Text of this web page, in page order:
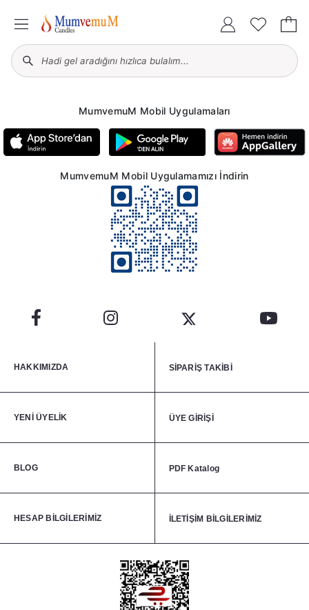
MumvemuM Mobil Uygulamaları
MumvemuM Mobil Uygulamamızı İndirin
HAKKIMIZDA SİPARİŞ TAKİBİ
YENİ ÜYELİK ÜYE GİRİŞİ
BLOG PDF Katalog
HESAP BİLGİLERİMİZ İLETİŞİM BİLGİLERİMİZ